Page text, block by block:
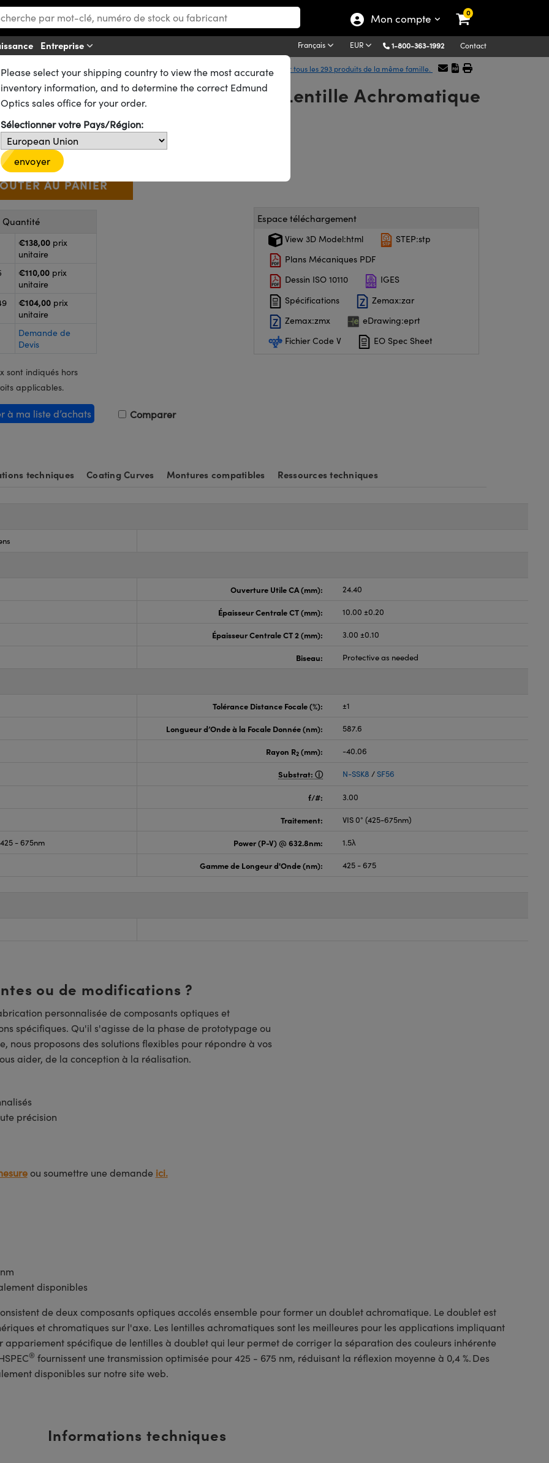
Mon compte 0
Entreprise Français EUR 1-800-363-1992 Contact
Lentilles Achromatiques Lentilles Achromatiques Traitées VIS 0° Afficher tous les 293 produits de la même famille.
FL, VIS 0° Bords Noircis, Lentille Achromatique
781-INK CONTACT D’autres traitements
Use the plus and minus buttons to adjust the quantity.
+ €138
Quantité
€138,00 prix
unitaire
€110,00 prix
unitaire
€104,00 prix
unitaire
Demande de
Devis
sont indiqués hors
applicables.
à ma liste d’achats Comparer
Espace téléchargement
View 3D Model:html
STEP:stp
Plans Mécaniques PDF
Dessin ISO 10110
IGES
Spécifications
Zemax:zar
Zemax:zmx
eDrawing:eprt
Fichier Code V
EO Spec Sheet
techniques Coating Curves Montures compatibles Ressources techniques
Ouverture Utile CA (mm): 24.40
Épaisseur Centrale CT (mm): 10.00 ±0.20
Épaisseur Centrale CT 2 (mm): 3.00 ±0.10
Biseau: Protective as needed
Tolérance Distance Focale (%): ±1
Longueur d’Onde à la Focale Donnée (nm): 587.6
Rayon R2 (mm): -40.06
Substrat: N-SSK8 /SF56
f/#: 3.00
Traitement: VIS 0° (425-675nm)
- 675nm Power (P-V) @ 632.8nm: 1.5λ
Gamme de Longeur d'Onde (nm): 425 - 675
ou de modifications ?
personnalisée de composants optiques et
spécifiques. Qu'il s'agisse de la phase de prototypage ou
proposons des solutions flexibles pour répondre à vos
aider, de la conception à la réalisation.
précision
ou soumettre une demande ici.
disponibles
de deux composants optiques accolés ensemble pour former un doublet achromatique. Le doublet est
et chromatiques sur l'axe. Les lentilles achromatiques sont les meilleures pour les applications impliquant
spécifique de lentilles à doublet qui leur permet de corriger la séparation des couleurs inhérente
® fournissent une transmission optimisée pour 425 - 675 nm, réduisant la réflexion moyenne à 0,4 %. Des
disponibles sur notre site web.
Informations techniques
Please select your shipping country to view the most accurate
inventory information, and to determine the correct Edmund
Optics sales office for your order.
Sélectionner votre Pays/Région:
envoyer